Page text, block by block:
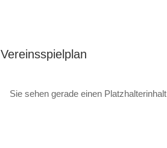
Vereinsspielplan
Sie sehen gerade einen